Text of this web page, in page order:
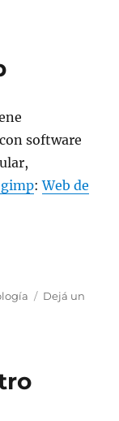
software
:Web de
Dejá un